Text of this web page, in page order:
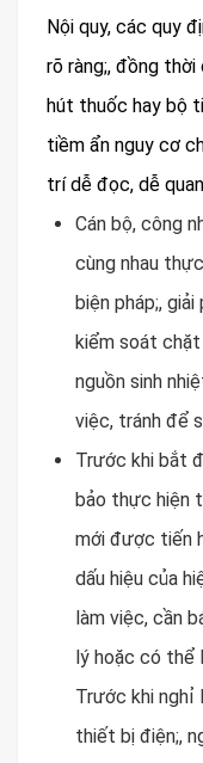
Nội quy, các quy
rõ ràng;, đồng
hút thuốc hay bộ
tiềm ẩn nguy cơ
trí dễ đọc, dễ
Cán bộ, công
cùng nhau
biện pháp;,
kiểm soát chặt
nguồn sinh
việc, tránh để
Trước khi bắt
bảo thực hiện
mới được tiến
dấu hiệu của
làm việc, cần
lý hoặc có thể
Trước khi nghỉ
thiết bị điện;,